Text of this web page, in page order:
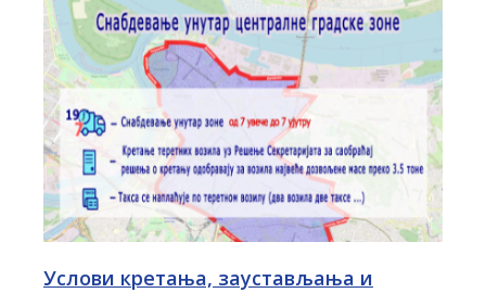
Услови кретања, заустављања и